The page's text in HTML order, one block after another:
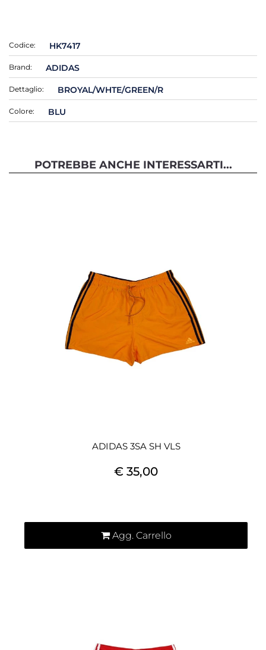
Codice: HK7417
Brand: ADIDAS
Dettaglio: BROYAL/WHTE/GREEN/R
Colore: BLU
POTREBBE ANCHE INTERESSARTI...
ADIDAS 3SA SH VLS
€ 35,00
Agg. Carrello